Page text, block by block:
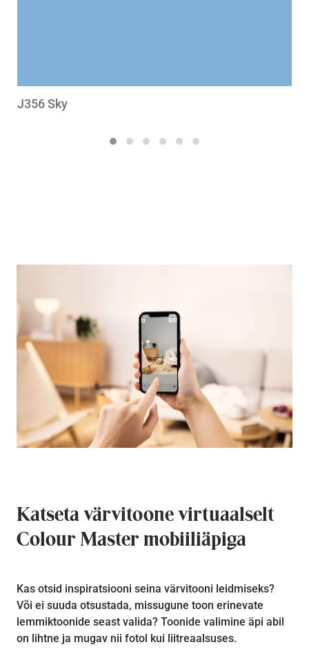
J356 Sky
Katseta värvitoone virtuaalselt
Colour Master mobiiliäpiga
Kas otsid inspiratsiooni seina värvitooni leidmiseks?
Või ei suuda otsustada, missugune toon erinevate
lemmiktoonide seast valida? Toonide valimine äpi abil
on lihtne ja mugav nii fotol kui liitreaalsuses.